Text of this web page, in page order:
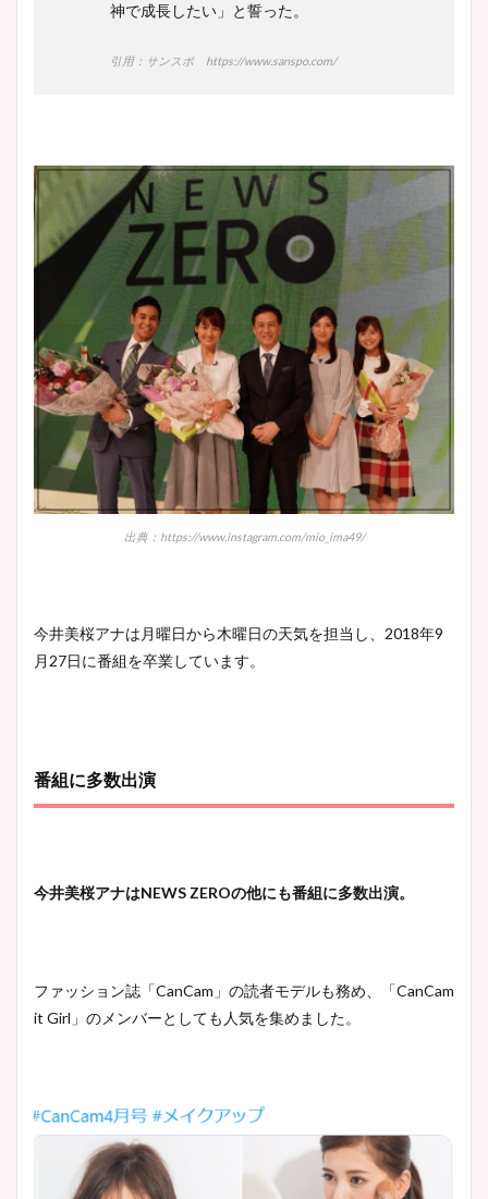
神で成長したい」と誓った。
引用：サンスポ https://www.sanspo.com/
出典：https://www.instagram.com/mio_ima49/
今井美桜アナは月曜日から木曜日の天気を担当し、2018年9
月27日に番組を卒業しています。
番組に多数出演
今井美桜アナはNEWS ZEROの他にも番組に多数出演。
ファッション誌「CanCam」の読者モデルも務め、「CanCam
it Girl」のメンバーとしても人気を集めました。